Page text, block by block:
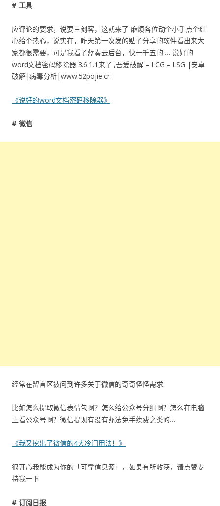
# 工具
应评论的要求，说要三剑客，这就来了 麻烦各位动个小手点个红
心给个热心，说实在，昨天第一次发的贴子分享的软件看出来大
家都很需要，可是我看了蓝奏云后台，快一千五的 … 说好的
word文档密码移除器 3.6.1.1来了 ,吾爱破解 – LCG – LSG |安卓
破解|病毒分析|www.52pojie.cn
《说好的word文档密码移除器》
# 微信
经常在留言区被问到许多关于微信的奇奇怪怪需求
比如怎么提取微信表情包啊？怎么给公众号分组啊？怎么在电脑
上看公众号啊？微信提现有没有办法免手续费之类的…
《我又挖出了微信的4大冷门用法！》
很开心我能成为你的「可靠信息源」，如果有所收获，请点赞支
持我一下
# 订阅日报